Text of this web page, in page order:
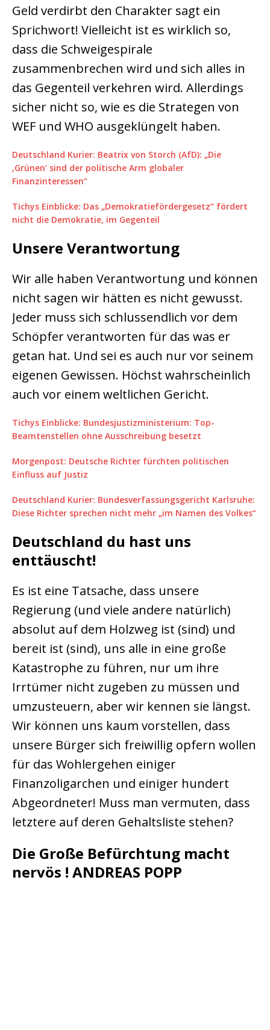
Geld verdirbt den Charakter sagt ein
Sprichwort! Vielleicht ist es wirklich so,
dass die Schweigespirale
zusammenbrechen wird und sich alles in
das Gegenteil verkehren wird. Allerdings
sicher nicht so, wie es die Strategen von
WEF und WHO ausgeklüngelt haben.
Deutschland Kurier: Beatrix von Storch (AfD): „Die
‚Grünen‘ sind der politische Arm globaler
Finanzinteressen“
Tichys Einblicke: Das „Demokratiefördergesetz“ fördert
nicht die Demokratie, im Gegenteil
Unsere Verantwortung
Wir alle haben Verantwortung und können
nicht sagen wir hätten es nicht gewusst.
Jeder muss sich schlussendlich vor dem
Schöpfer verantworten für das was er
getan hat. Und sei es auch nur vor seinem
eigenen Gewissen. Höchst wahrscheinlich
auch vor einem weltlichen Gericht.
Tichys Einblicke: Bundesjustizministerium: Top-
Beamtenstellen ohne Ausschreibung besetzt
Morgenpost: Deutsche Richter fürchten politischen
Einfluss auf Justiz
Deutschland Kurier: Bundesverfassungsgericht Karlsruhe:
Diese Richter sprechen nicht mehr „im Namen des Volkes“
Deutschland du hast uns
enttäuscht!
Es ist eine Tatsache, dass unsere
Regierung (und viele andere natürlich)
absolut auf dem Holzweg ist (sind) und
bereit ist (sind), uns alle in eine große
Katastrophe zu führen, nur um ihre
Irrtümer nicht zugeben zu müssen und
umzusteuern, aber wir kennen sie längst.
Wir können uns kaum vorstellen, dass
unsere Bürger sich freiwillig opfern wollen
für das Wohlergehen einiger
Finanzoligarchen und einiger hundert
Abgeordneter! Muss man vermuten, dass
letztere auf deren Gehaltsliste stehen?
Die Große Befürchtung macht
nervös ! ANDREAS POPP